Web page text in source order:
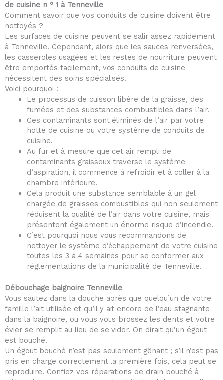
de cuisine n ° 1 à Tenneville
Comment savoir que vos conduits de cuisine doivent être
nettoyés ?
Les surfaces de cuisine peuvent se salir assez rapidement
à Tenneville. Cependant, alors que les sauces renversées,
les casseroles usagées et les restes de nourriture peuvent
être emportés facilement, vos conduits de cuisine
nécessitent des soins spécialisés.
Voici pourquoi :
Le processus de cuisson libère de la graisse, des
fumées et des substances combustibles dans l’air.
Ces contaminants sont éliminés de l’air par votre
hotte de cuisine ou votre système de conduits de
cuisine.
Au fur et à mesure que cet air rempli de
contaminants graisseux traverse le système
d’aspiration, il commence à refroidir et à coller à la
chambre intérieure.
Cela produit une substance semblable à un gel
chargée de graisses combustibles qui non seulement
réduisent la qualité de l’air dans votre cuisine, mais
présentent également un énorme risque d’incendie.
C’est pourquoi nous vous recommandons de
nettoyer le système d’échappement de votre cuisine
toutes les 3 à 4 semaines pour se conformer aux
réglementations de la municipalité de Tenneville.
Débouchage baignoire Tenneville
Vous sautez dans la douche après que quelqu’un de votre
famille l’ait utilisée et qu’il y ait encore de l’eau stagnante
dans la baignoire, ou vous vous brossez les dents et votre
évier se remplit au lieu de se vider. On dirait qu’un égout
est bouché.
Un égout bouché n’est pas seulement gênant ; s’il n’est pas
pris en charge correctement la première fois, cela peut se
reproduire. Confiez vos réparations de drain bouché à